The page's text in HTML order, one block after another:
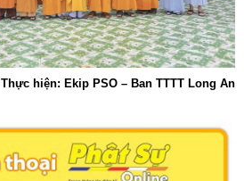
Thực hiện: Ekip PSO – Ban TTTT Long An